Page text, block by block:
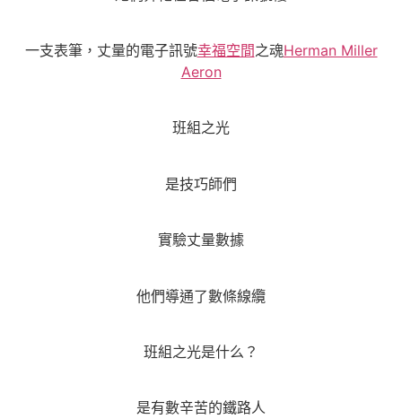
一支表筆，丈量的電子訊號幸福空間之魂Herman Miller
Aeron
班組之光
是技巧師們
實驗丈量數據
他們導通了數條線纜
班組之光是什么？
是有數辛苦的鐵路人